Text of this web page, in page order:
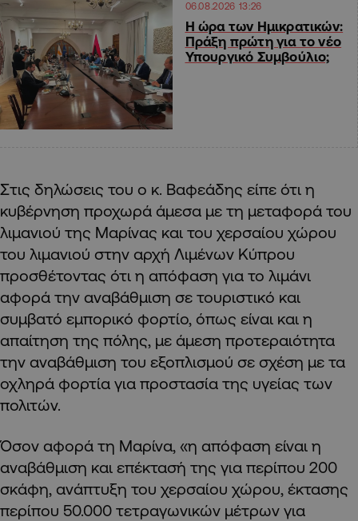
06.08.2026 13:26
Η ώρα των Ημικρατικών:
Πράξη πρώτη για το νέο
Υπουργικό Συμβούλιο;
Στις δηλώσεις του ο κ. Βαφεάδης είπε ότι η
κυβέρνηση προχωρά άμεσα με τη μεταφορά του
λιμανιού της Μαρίνας και του χερσαίου χώρου
του λιμανιού στην αρχή Λιμένων Κύπρου
προσθέτοντας ότι η απόφαση για το λιμάνι
αφορά την αναβάθμιση σε τουριστικό και
συμβατό εμπορικό φορτίο, όπως είναι και η
απαίτηση της πόλης, με άμεση προτεραιότητα
την αναβάθμιση του εξοπλισμού σε σχέση με τα
οχληρά φορτία για προστασία της υγείας των
πολιτών.
Όσον αφορά τη Μαρίνα, «η απόφαση είναι η
αναβάθμιση και επέκτασή της για περίπου 200
σκάφη, ανάπτυξη του χερσαίου χώρου, έκτασης
περίπου 50.000 τετραγωνικών μέτρων για